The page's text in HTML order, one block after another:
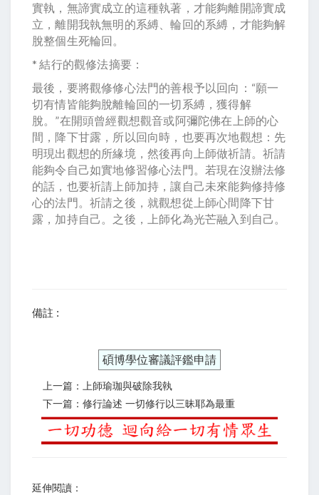
實執，無諦實成立的這種執著，才能夠離開諦實成
立，離開我執無明的系縛、輪回的系縛，才能夠解
脫整個生死輪回。
* 結行的觀修法摘要：
最後，要將觀修修心法門的善根予以回向：“願一
切有情皆能夠脫離輪回的一切系縛，獲得解
脫。”在開頭曾經觀想觀音或阿彌陀佛在上師的心
間，降下甘露，所以回向時，也要再次地觀想：先
明現出觀想的所緣境，然後再向上師做祈請。祈請
能夠令自己如實地修習修心法門。若現在沒辦法修
的話，也要祈請上師加持，讓自己未來能夠修持修
心的法門。祈請之後，就觀想從上師心間降下甘
露，加持自己。之後，上師化為光芒融入到自己。
備註 :
碩博學位審議評鑑申請
上一篇：上師瑜珈與破除我執
下一篇：修行論述 一切修行以三昧耶為最重
延伸閱讀：